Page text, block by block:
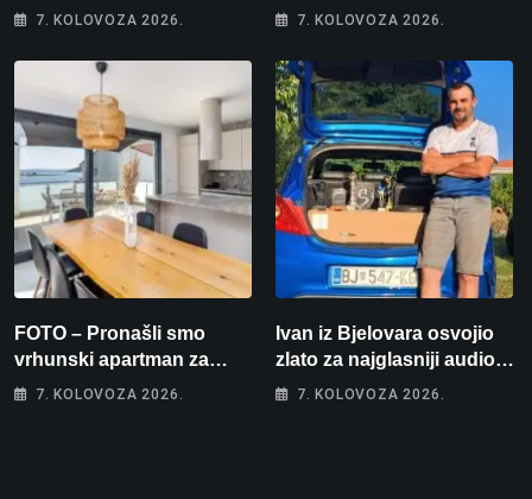
brzincu
7. KOLOVOZA 2026.
košarci, Klara Končar je
stolnom tenisu!
7. KOLOVOZA 2026.
FOTO – Pronašli smo
vrhunski apartman za
odmor: Pogled na more, tri
7. KOLOVOZA 2026.
Ivan iz Bjelovara osvojio
zlato za najglasniji audio
sustav i srušio osobni
7. KOLOVOZA 2026.